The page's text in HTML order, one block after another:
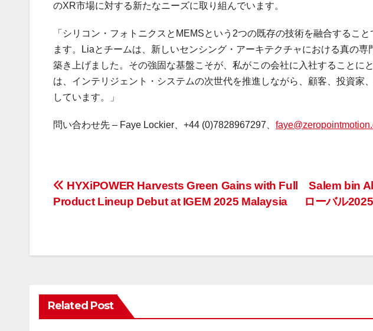
のXR市場に対する新たなニーズに取り組んでいます。
「シリコン・フォトニクスとMEMSという2つの既存の技術を融合するこ
ます。Liaとチームは、新しいセンシング・アーキテクチャにおける真の
築き上げました。その強固な基盤こそが、私がこの会社に入社することに
は、インテリジェント・システムの次世代を推進しながら、顧客、投資家
しています。」
問い合わせ先 – Faye Lockier、+44 (0)7828967297、
投
ビ
ー
Salem bin
ローバル
HYXiPOWER Harvests Green Gains with Full
Product Lineup Debut at IGEM 2025 Malaysia
Related Post